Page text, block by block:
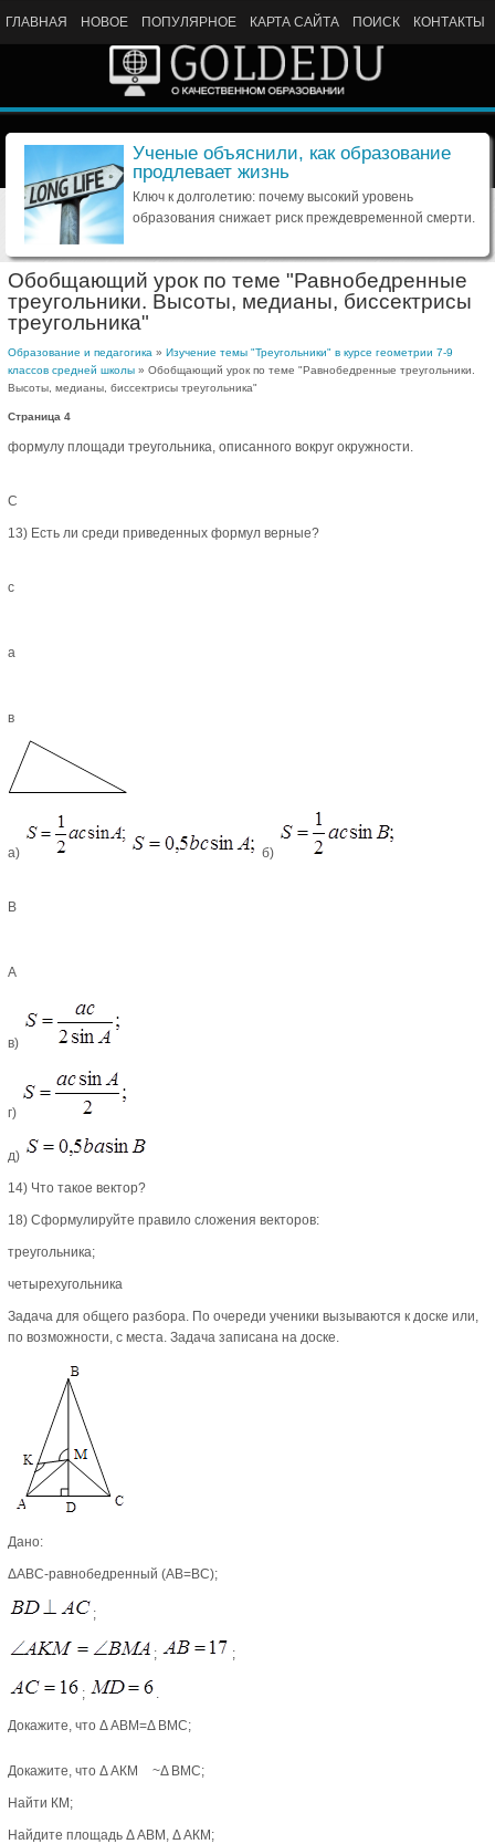
ГЛАВНАЯ НОВОЕ ПОПУЛЯРНОЕ КАРТА САЙТА ПОИСК КОНТАКТЫ
Ученые объяснили, как образование
продлевает жизнь
Ключ к долголетию: почему высокий уровень
образования снижает риск преждевременной смерти.
Обобщающий урок по теме "Равнобедренные
треугольники. Высоты, медианы, биссектрисы
треугольника"
Образование и педагогика » Изучение темы "Треугольники" в курсе геометрии 7-9
классов средней школы » Обобщающий урок по теме "Равнобедренные треугольники.
Высоты, медианы, биссектрисы треугольника"
Страница 4
формулу площади треугольника, описанного вокруг окружности.
С
13) Есть ли среди приведенных формул верные?
с
а
в
а) б)
В
А
в)
г)
д)
14) Что такое вектор?
18) Сформулируйте правило сложения векторов:
треугольника;
четырехугольника
Задача для общего разбора. По очереди ученики вызываются к доске или,
по возможности, с места. Задача записана на доске.
Дано:
ΔАВС-равнобедренный (АВ=ВС);
;
; ;
; .
Докажите, что Δ АВМ=Δ ВМС;
Докажите, что Δ АКМ ~Δ ВМС;
Найти КМ;
Найдите площадь Δ АВМ, Δ АКМ;